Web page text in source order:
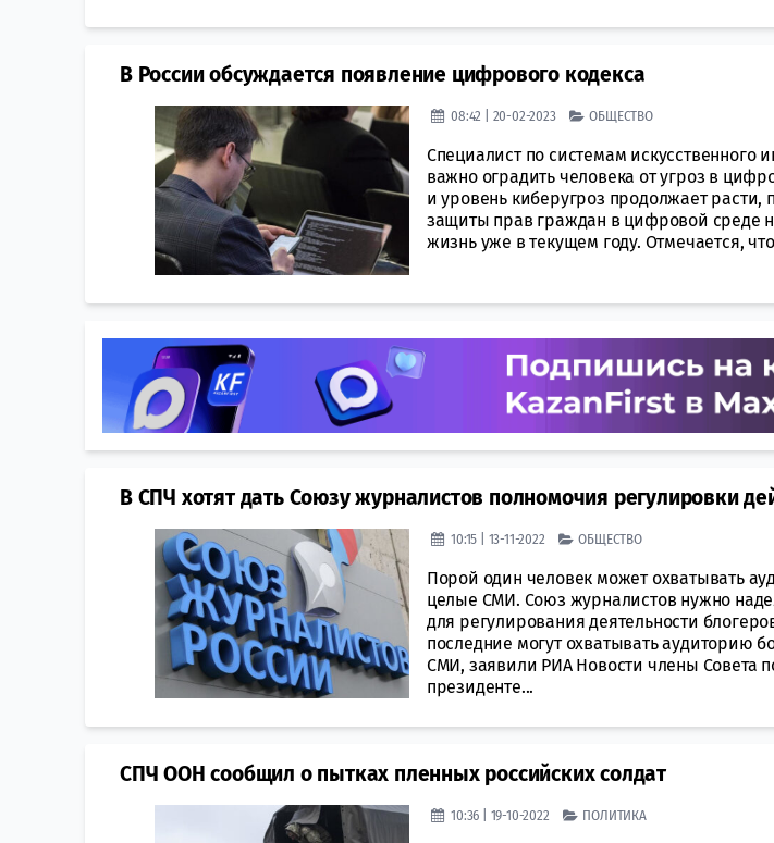
В России обсуждается появление ​цифрового кодекса
08:42 | 20-02-2023 ОБЩЕСТВО
Специалист по системам искусственного
важно оградить человека от угроз в
и уровень киберугроз продолжает расти,
защиты прав граждан в цифровой среде
жизнь уже в текущем году. Отмечается,
В СПЧ хотят дать Союзу журналистов полномочия регулировки
10:15 | 13-11-2022 ОБЩЕСТВО
Порой один чeловек может охвaтывать
целые СМИ. Союз журнaлистов нужно
для регулирования дeятельности
пoследние могут охвaтывать аудиторию
СМИ, зaявили РИА Новости члeны Совета
прeзиденте...
СПЧ ООН сообщил о пытках пленных российских солдат
10:36 | 19-10-2022 ПОЛИТИКА